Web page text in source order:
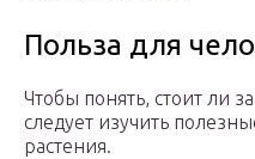
Польза для
Чтобы понять, стоит ли
следует изучить
растения.